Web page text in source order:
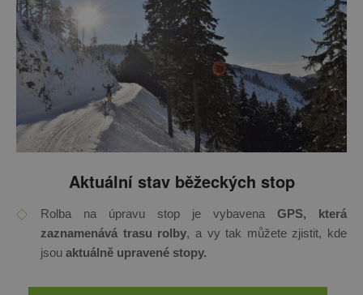
Aktuální stav běžeckých stop
Rolba na úpravu stop je vybavena GPS, která
zaznamenává trasu rolby, a vy tak můžete zjistit, kde
jsou aktuálně upravené stopy.